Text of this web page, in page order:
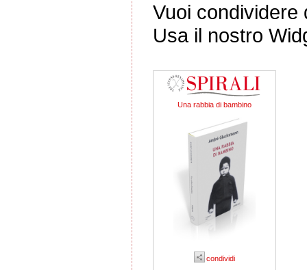
Vuoi condividere
Usa il nostro
Una rabbia di bambino
condividi